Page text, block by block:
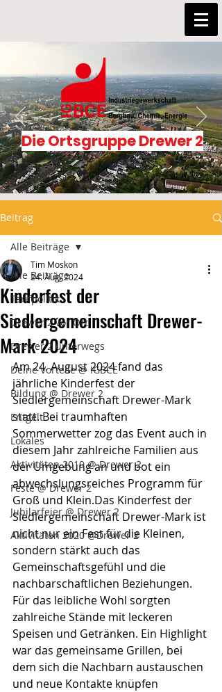
Die Ortsgruppe Drewer 2
Beitrag
Alle Beiträge
Tarifpolitik
Drewer 2 vor Ort
Drewer 2 unterwegs
Deine Vorteile @ IGBCE
Bildung @ Drewer 2
Entgelt
Lokales
Aktivitäten 2019 @ Drewer 2
Feste @ Drewer 2
Jubilarfeier @ Drewer 2
Aktivitäten 2020 @Drewer 2
Alle Beiträge
Kinderfest der
Siedlergemeinschaft Drewer-
Mark 2024
Tim Moskon
24. Aug. 2024
Am 24. August 2024 fand das
jährliche Kinderfest der
Siedlergemeinschaft Drewer-Mark
statt. Bei traumhaften
Sommerwetter zog das Event auch in
diesem Jahr zahlreiche Familien aus
der Umgebung an und bot ein
abwechslungsreiches Programm für
Groß und Klein.Das Kinderfest der
Siedlergemeinschaft Drewer-Mark ist
nicht nur ein Fest für die Kleinen,
sondern stärkt auch das
Gemeinschaftsgefühl und die
nachbarschaftlichen Beziehungen.
Für das leibliche Wohl sorgten
zahlreiche Stände mit leckeren
Speisen und Getränken. Ein Highlight
war das gemeinsame Grillen, bei
dem sich die Nachbarn austauschen
und neue Kontakte knüpfen